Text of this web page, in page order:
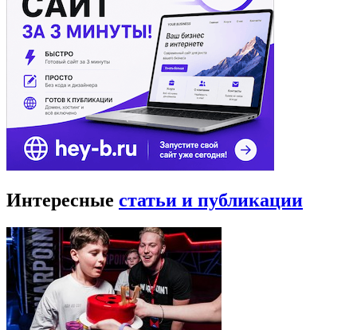
Интересные статьи и публикации